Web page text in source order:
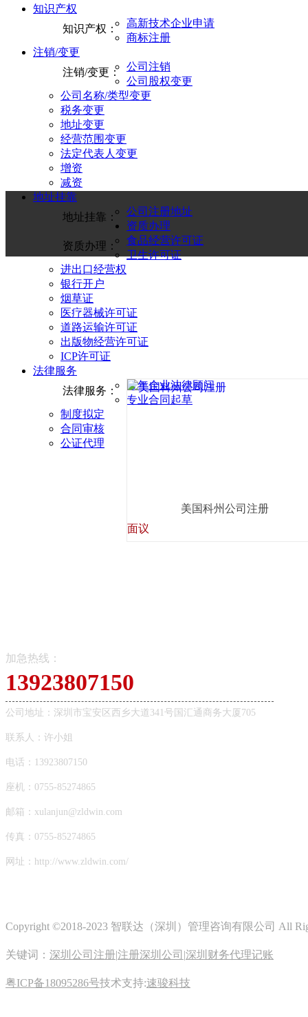
知识产权
知识产权：
高新技术企业申请
商标注册
注销/变更
注销/变更： 公司注销
公司股权变更
公司名称/类型变更
税务变更
地址变更
经营范围变更
法定代表人变更
增资
减资
地址挂靠
地址挂靠：
公司注册地址
资质办理
资质办理：
食品经营许可证
卫生许可证
进出口经营权
银行开户
烟草证
医疗器械许可证
道路运输许可证
出版物经营许可证
ICP许可证
法律服务
法律服务：
常年企业法律顾问
专业合同起草
制度拟定
合同审核
公证代理
美国科州公司注册
面议
加急热线：
13923807150
公司地址：深圳市宝安区西乡大道341号国汇通商务大厦705
联系人：许小姐
电话：13923807150
座机：0755-85274865
邮箱：xulanjun@zldwin.com
传真：0755-85274865
网址：http://www.zldwin.com/
Copyright ©2018-2023 智联达（深圳）管理咨询有限公司 All
关键词： 深圳公司注册|注册深圳公司 |深圳财务代理记账
粤ICP备18095286号技术支持:速骏科技